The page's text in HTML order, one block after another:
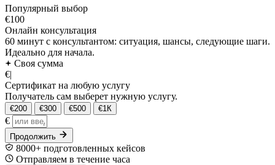
Популярный выбор
€100
Онлайн консультация
60 минут с консультантом: ситуация, шансы, следующие шаги.
Идеально для начала.
Своя сумма
€|
Сертификат на любую услугу
Получатель сам выберет нужную услугу.
€200 €300 €500 €1К
€
Продолжить
8000+ подготовленных кейсов
Отправляем в течение часа